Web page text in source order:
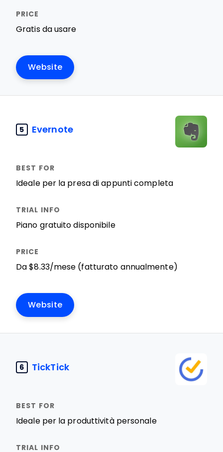
Gratis da usare
Website
5 Evernote
Ideale per la presa di appunti completa
Piano gratuito disponibile
Da $8.33/mese (fatturato annualmente)
Website
6 TickTick
Ideale per la produttività personale